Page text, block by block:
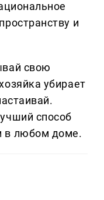
и
свою
убирает
способ
в любом доме.